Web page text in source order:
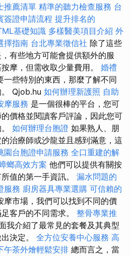
推薦清單 精準的聽力檢查服務 台
簽證申請流程 提升排名的
基礎知識 多樣醫美項目介紹 外
擇指南 台北專業徵信社 除了這些
有些地方可能會提供額外的服
摩，但需收取少量費用。 婚禮
一些特別的東西，那麼了解不同
Qjob.hu 如何辦理新護照 自助
摩服務 是一個很棒的平台，您可
價格並閱讀客戶評論，因此您可
如何辦理台胞證 如果熟人、朋
治療師或沙龍並且感到滿意，這
園台胞證申請服務 全口重建的解
螂高效方案 他們可以提供有關按
值的第一手資訊。 漏水問題的
服務 廚房器具專業選購 可信賴的
摩市場，我們可以找到不同的價
客戶的不同需求。 整骨專業推
我介紹了最常見的套餐及其典型
決定。 全方位安養中心服務 高
午茶外燴輕鬆安排 總而言之，當